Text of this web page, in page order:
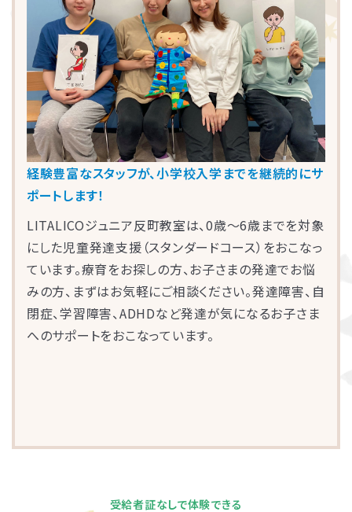
経験豊富なスタッフが、小学校入学までを継続的にサ
ポートします！
LITALICOジュニア反町教室は、0歳～6歳までを対象
にした児童発達支援（スタンダードコース）をおこなっ
ています。療育をお探しの方、お子さまの発達でお悩
みの方、まずはお気軽にご相談ください。発達障害、自
閉症、学習障害、ADHDなど発達が気になるお子さま
へのサポートをおこなっています。
受給者証なしで体験できる